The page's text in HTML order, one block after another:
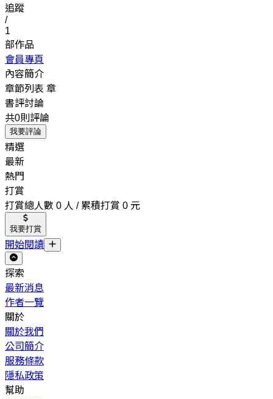
追蹤
/
1
部作品
會員專頁
內容簡介
章節列表 章
書評討論
共0則評論
我要評論
精選
最新
熱門
打賞
打賞總人數 0 人 / 累積打賞 0 元
我要打賞
開始閱讀
探索
最新消息
作者一覽
關於
關於我們
公司簡介
服務條款
隱私政策
幫助